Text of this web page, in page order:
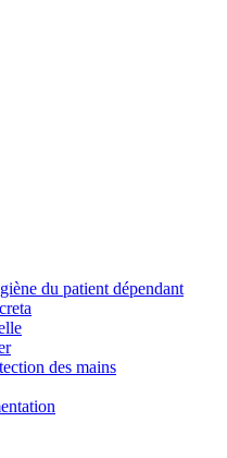
du patient dépendant
des mains